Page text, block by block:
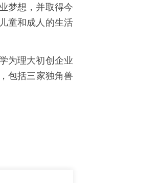
梦想，并取得今
童和成人的生活
为理大初创企业
包括三家独角兽